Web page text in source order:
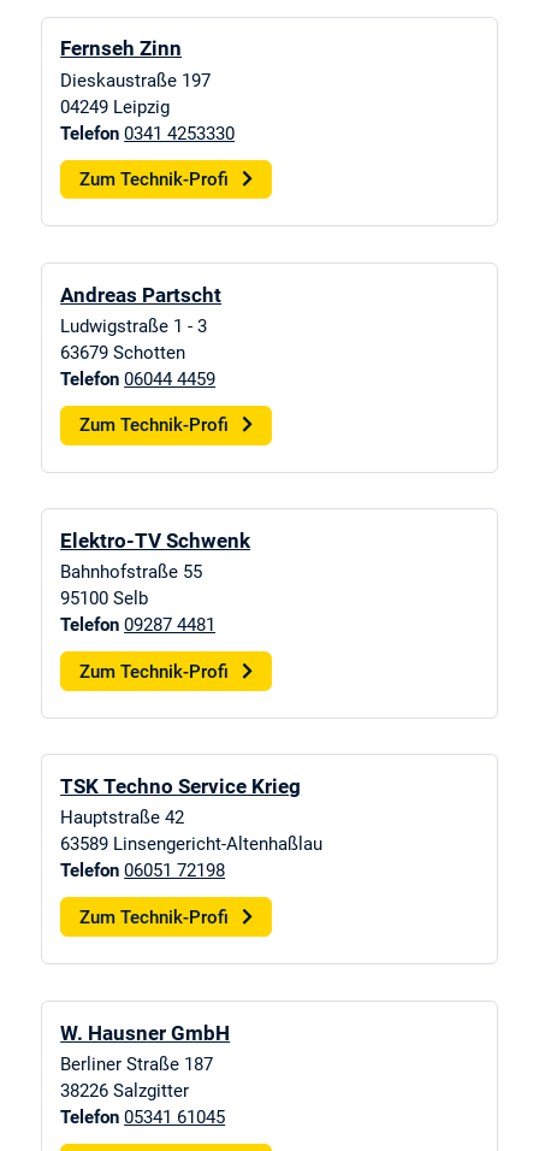
Fernseh Zinn
Dieskaustraße 197
04249 Leipzig
Telefon 0341 4253330
Zum Technik-Profi
Andreas Partscht
Ludwigstraße 1 - 3
63679 Schotten
Telefon 06044 4459
Zum Technik-Profi
Elektro-TV Schwenk
Bahnhofstraße 55
95100 Selb
Telefon 09287 4481
Zum Technik-Profi
TSK Techno Service Krieg
Hauptstraße 42
63589 Linsengericht-Altenhaßlau
Telefon 06051 72198
Zum Technik-Profi
W. Hausner GmbH
Berliner Straße 187
38226 Salzgitter
Telefon 05341 61045